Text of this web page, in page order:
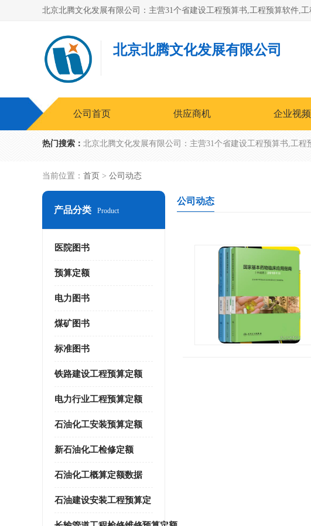
北京北腾文化发展有限公司
公司首页 供应商机 企业视频
热门搜索：
当前位置： 首页 > 公司动态
产品分类 Product
医院图书
预算定额
电力图书
煤矿图书
标准图书
铁路建设工程预算定额
电力行业工程预算定额
石油化工安装预算定额
新石油化工检修定额
石油化工概算定额数据
石油建设安装工程预算定
公司动态